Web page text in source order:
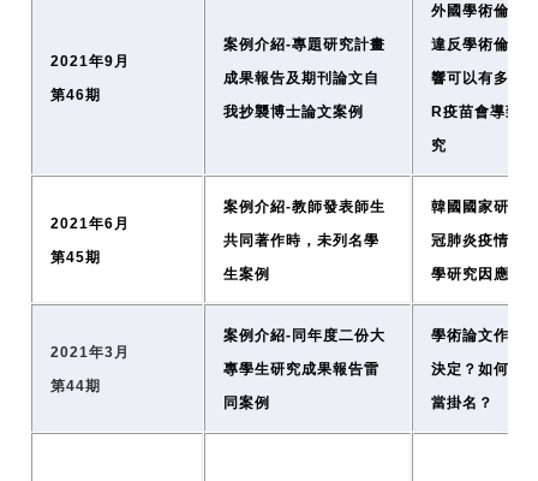
2021年9月
第46期
案例介紹-專題研究計畫
成果報告及期刊論文自
我抄襲博士論文案例
外國學術倫理
違反學術倫理
響可以有多大
R疫苗會導致
究
2021年6月
第45期
案例介紹-教師發表師生
共同著作時，未列名學
生案例
韓國國家研究
冠肺炎疫情流
學研究因應機
2021年3月
第44期
案例介紹-同年度二份大
專學生研究成果報告雷
同案例
學術論文作者
決定？如何偵
當掛名？